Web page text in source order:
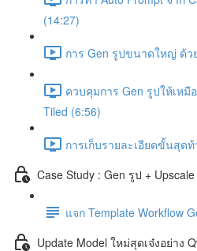
(14:27)
การ Gen รูปขนาดใหญ่ ด้ว
ควบคุมการ Gen รูปให้เห
Tiled (6:56)
การเก็บรายละเอียดขั้นสุด
Case Study : Gen รูป +
แจก Template Workflow
Update Model ใหม่สุดเจ๋งอย่าง